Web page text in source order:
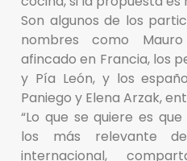
Son algunos de los
nombres como
afincado en Francia, los
y Pía León, y los
Paniego y Elena Arzak,
“Lo que se quiere es
los más relevante
internacional,